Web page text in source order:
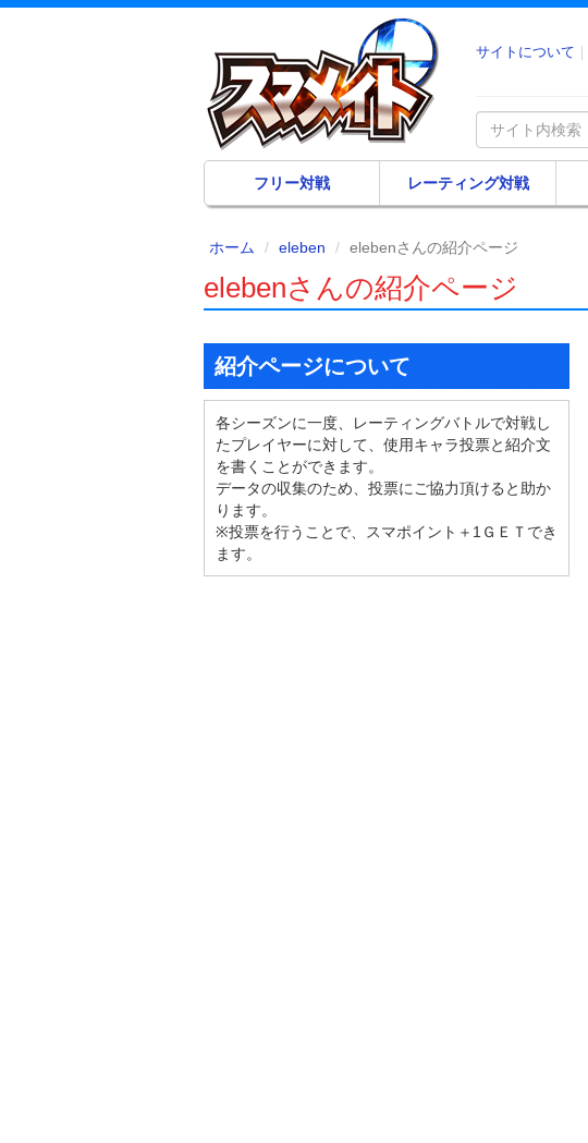
サイトについて
フリー対戦 レーティング対戦
ホーム eleben elebenさんの紹介ページ
elebenさんの紹介ページ
紹介ページについて
各シーズンに一度、レーティングバトルで対戦し
たプレイヤーに対して、使用キャラ投票と紹介文
を書くことができます。
データの収集のため、投票にご協力頂けると助か
ります。
※投票を行うことで、スマポイント＋1ＧＥＴでき
ます。